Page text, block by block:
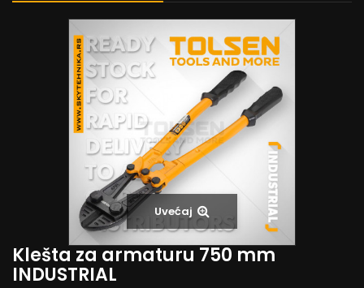
Uvećaj
Klešta za armaturu 750 mm
INDUSTRIAL